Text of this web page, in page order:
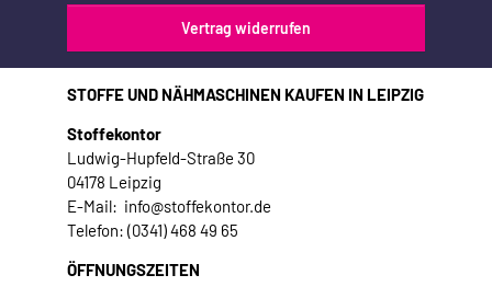
Vertrag widerrufen
STOFFE UND NÄHMASCHINEN KAUFEN IN LEIPZIG
Stoffekontor
Ludwig-Hupfeld-Straße 30
04178 Leipzig
E-Mail: info@stoffekontor.de
Telefon: (0341) 468 49 65
ÖFFNUNGSZEITEN